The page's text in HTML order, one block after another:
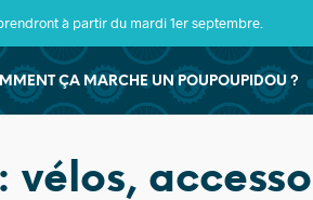
à partir du mardi 1er septembre.
ÇA MARCHE UN POUPOUPIDOU ?
vélos,